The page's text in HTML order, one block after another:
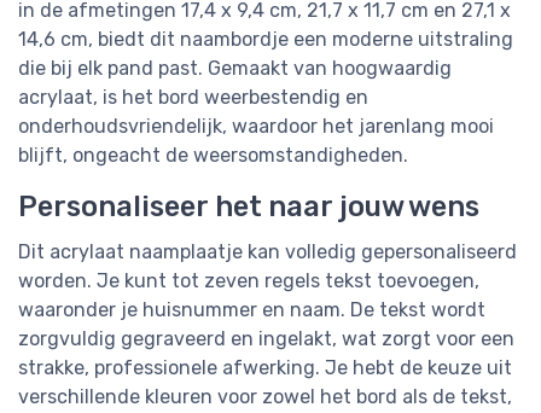
in de afmetingen 17,4 x 9,4 cm, 21,7 x 11,7 cm en 27,1 x
14,6 cm, biedt dit naambordje een moderne uitstraling
die bij elk pand past. Gemaakt van hoogwaardig
acrylaat, is het bord weerbestendig en
onderhoudsvriendelijk, waardoor het jarenlang mooi
blijft, ongeacht de weersomstandigheden.
Personaliseer het naar jouw wens
Dit acrylaat naamplaatje kan volledig gepersonaliseerd
worden. Je kunt tot zeven regels tekst toevoegen,
waaronder je huisnummer en naam. De tekst wordt
zorgvuldig gegraveerd en ingelakt, wat zorgt voor een
strakke, professionele afwerking. Je hebt de keuze uit
verschillende kleuren voor zowel het bord als de tekst,